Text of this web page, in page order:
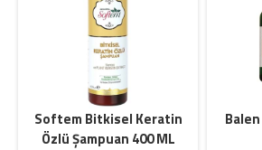
Softem Bitkisel Keratin
Özlü Şampuan 400 ML
Balen